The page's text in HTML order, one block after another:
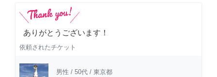
ありがとうございます！
依頼されたチケット
男性 / 50代 / 東京都